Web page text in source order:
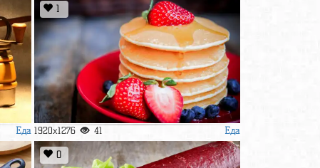
Еда
1
1920x1276 41
Еда
0